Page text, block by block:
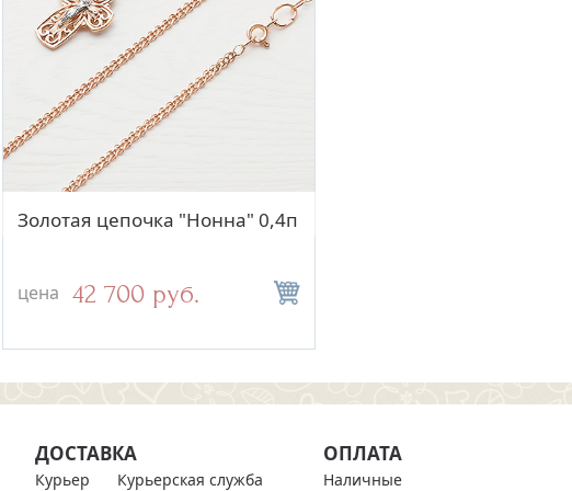
Быстрый просмотр
Золотая цепочка "Нонна" 0,4п
цена 42 700 руб.
ДОСТАВКА
Курьер Курьерская служба
ОПЛАТА
Наличные